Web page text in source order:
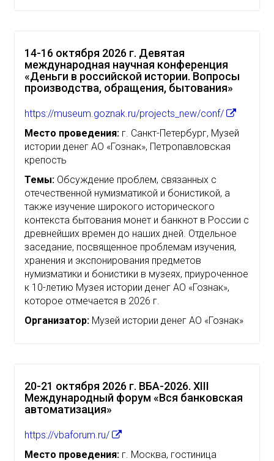
14-16 октября 2026 г. Девятая
международная научная конференция
«Деньги в российской истории. Вопросы
производства, обращения, бытования»
https://museum.goznak.ru/projects_new/conf/
Место проведения: г. Санкт-Петербург, Музей
истории денег АО «Гознак», Петропавловская
крепость
Темы: Обсуждение проблем, связанных с
отечественной нумизматикой и бонистикой, а
также изучение широкого исторического
контекста бытования монет и банкнот в России с
древнейших времен до наших дней. Отдельное
заседание, посвященное проблемам изучения,
хранения и экспонирования предметов
нумизматики и бонистики в музеях, приуроченное
к 10-летию Музея истории денег АО «Гознак»,
которое отмечается в 2026 г.
Организатор: Музей истории денег АО «Гознак»
20-21 октября 2026 г. ВБА-2026. XIII
Международный форум «Вся банковская
автоматизация»
https://vbaforum.ru/
Место проведения: г. Москва, гостиница